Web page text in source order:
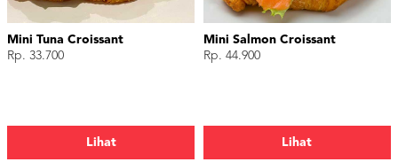
Mini Tuna Croissant
Rp. 33.700
Lihat
Mini Salmon Croissant
Rp. 44.900
Lihat